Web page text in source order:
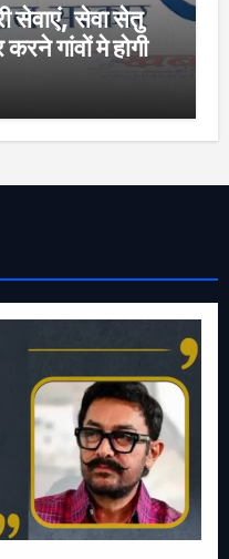
सेवाएं, सेवा सेतु
गांवों मे होगी